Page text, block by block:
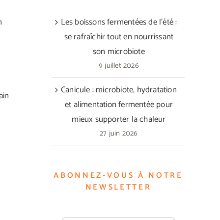
Les boissons fermentées de l’été :
se rafraîchir tout en nourrissant
son microbiote
9 juillet 2026
Canicule : microbiote, hydratation
et alimentation fermentée pour
mieux supporter la chaleur
27 juin 2026
ABONNEZ-VOUS À NOTRE
NEWSLETTER